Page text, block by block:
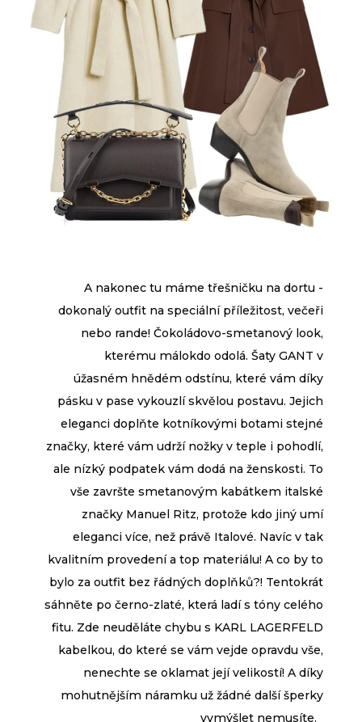
A nakonec tu máme třešničku na dortu -
dokonalý outfit na speciální příležitost, večeři
nebo rande! Čokoládovo-smetanový look,
kterému málokdo odolá. Šaty GANT v
úžasném hnědém odstínu, které vám díky
pásku v pase vykouzlí skvělou postavu. Jejich
eleganci doplňte kotníkovými botami stejné
značky, které vám udrží nožky v teple i pohodlí,
ale nízký podpatek vám dodá na ženskosti. To
vše završte smetanovým kabátkem italské
značky Manuel Ritz, protože kdo jiný umí
eleganci více, než právě Italové. Navíc v tak
kvalitním provedení a top materiálu! A co by to
bylo za outfit bez řádných doplňků?! Tentokrát
sáhněte po černo-zlaté, která ladí s tóny celého
fitu. Zde neuděláte chybu s KARL LAGERFELD
kabelkou, do které se vám vejde opravdu vše,
nenechte se oklamat její velikostí! A díky
mohutnějším náramku už žádné další šperky
vymýšlet nemusíte.